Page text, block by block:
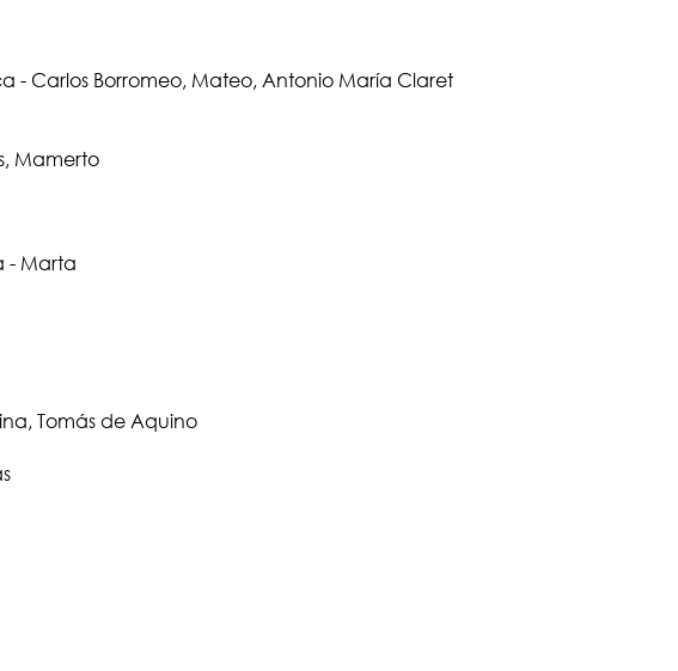
- Carlos Borromeo, Mateo, Antonio María Claret
Mamerto
- Marta
Tomás de Aquino